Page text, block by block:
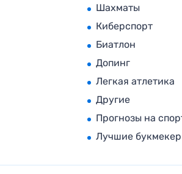
Шахматы
Киберспорт
Биатлон
Допинг
Легкая атлетика
Другие
Прогнозы на
Лучшие